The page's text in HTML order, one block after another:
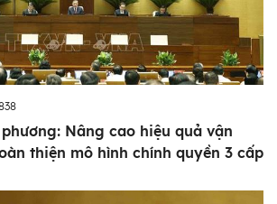
Nâng cao hiệu quả vận
thiện mô hình chính quyền 3 cấp